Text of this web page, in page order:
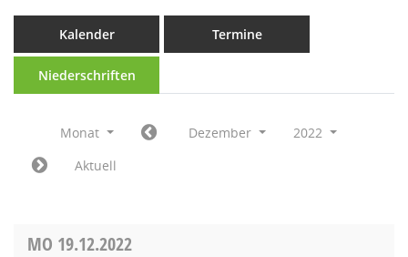
Kalender Termine
Niederschriften
Monat Dezember
2022
Aktuell
MO 19.12.2022